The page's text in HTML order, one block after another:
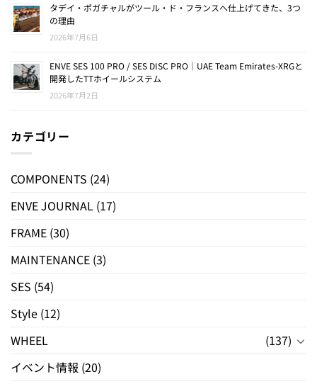
タデイ・ポガチャルがツール・ド・フランスへ仕上げてきた、3つ
の理由
2026年7月6日
ENVE SES 100 PRO / SES DISC PRO｜UAE Team Emirates-XRGと
開発したTTホイールシステム
2026年7月2日
カテゴリー
COMPONENTS (24)
ENVE JOURNAL (17)
FRAME (30)
MAINTENANCE (3)
SES (54)
Style (12)
WHEEL
(137)
イベント情報 (20)